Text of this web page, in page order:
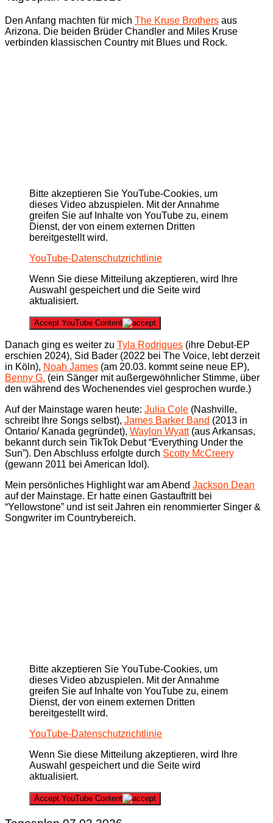
Den Anfang machten für mich The Kruse Brothers aus
Arizona. Die beiden Brüder Chandler and Miles Kruse
verbinden klassischen Country mit Blues und Rock.
Bitte akzeptieren Sie YouTube-Cookies, um
dieses Video abzuspielen. Mit der Annahme
greifen Sie auf Inhalte von YouTube zu, einem
Dienst, der von einem externen Dritten
bereitgestellt wird.
YouTube-Datenschutzrichtlinie
Wenn Sie diese Mitteilung akzeptieren, wird Ihre
Auswahl gespeichert und die Seite wird
aktualisiert.
Accept YouTube Content
Danach ging es weiter zu Tyla Rodrigues (ihre Debut-EP
erschien 2024), Sid Bader (2022 bei The Voice, lebt derzeit
in Köln), Noah James (am 20.03. kommt seine neue EP),
Benny G. (ein Sänger mit außergewöhnlicher Stimme, über
den während des Wochenendes viel gesprochen wurde.)
Auf der Mainstage waren heute: Julia Cole (Nashville,
schreibt Ihre Songs selbst), James Barker Band (2013 in
Ontario/ Kanada gegründet), Waylon Wyatt(aus Arkansas,
bekannt durch sein TikTok Debut “Everything Under the
Sun”). Den Abschluss erfolgte durch Scotty McCreery
(gewann 2011 bei American Idol).
Mein persönliches Highlight war am Abend Jackson Dean
auf der Mainstage. Er hatte einen Gastauftritt bei
“Yellowstone” und ist seit Jahren ein renommierter Singer &
Songwriter im Countrybereich.
Bitte akzeptieren Sie YouTube-Cookies, um
dieses Video abzuspielen. Mit der Annahme
greifen Sie auf Inhalte von YouTube zu, einem
Dienst, der von einem externen Dritten
bereitgestellt wird.
YouTube-Datenschutzrichtlinie
Wenn Sie diese Mitteilung akzeptieren, wird Ihre
Auswahl gespeichert und die Seite wird
aktualisiert.
Accept YouTube Content